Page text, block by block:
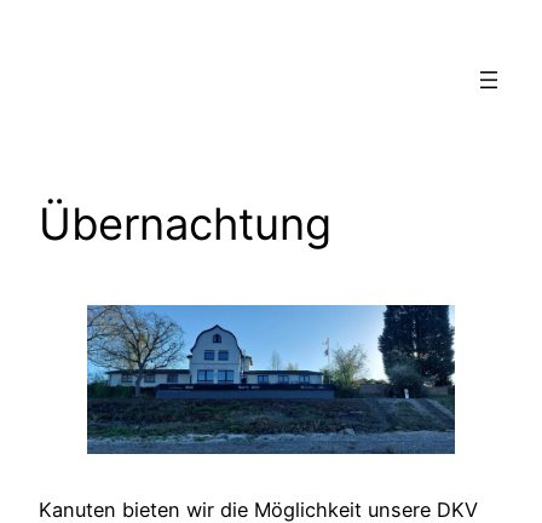
Übernachtung
Kanuten bieten wir die Möglichkeit unsere DKV